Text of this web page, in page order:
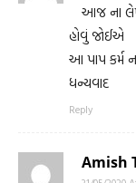
આજ ના
હોવું જોઈએ
આ પાપ કર્મ
ધન્યવાદ
Reply
Amish